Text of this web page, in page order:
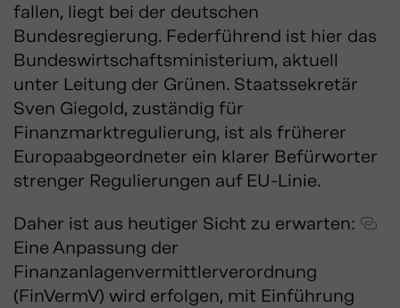
fallen, liegt bei der deutschen
Bundesregierung. Federführend ist hier das
Bundeswirtschaftsministerium, aktuell
unter Leitung der Grünen. Staatssekretär
Sven Giegold, zuständig für
Finanzmarktregulierung, ist als früherer
Europaabgeordneter ein klarer Befürworter
strenger Regulierungen auf EU-Linie.
Daher ist aus heutiger Sicht zu erwarten:
Eine Anpassung der
Finanzanlagenvermittlerverordnung
(FinVermV) wird erfolgen, mit Einführung